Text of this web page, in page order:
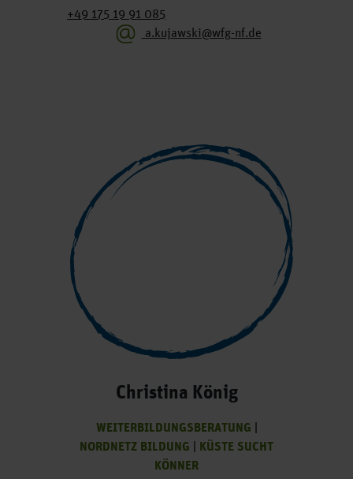
+49 175 19 91 085
a.kujawski@wfg-nf.de
Christina König
WEITERBILDUNGSBERATUNG
NORDNETZ BILDUNG
KÜSTE SUCHT
KÖNNER